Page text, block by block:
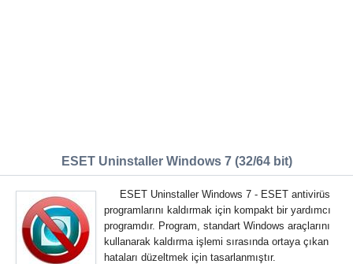
ESET Uninstaller Windows 7 (32/64 bit)
ESET Uninstaller Windows 7 - ESET antivirüs
programlarını kaldırmak için kompakt bir yardımcı
programdır. Program, standart Windows araçlarını
kullanarak kaldırma işlemi sırasında ortaya çıkan
hataları düzeltmek için tasarlanmıştır.